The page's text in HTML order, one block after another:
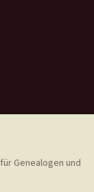
Genealogen und